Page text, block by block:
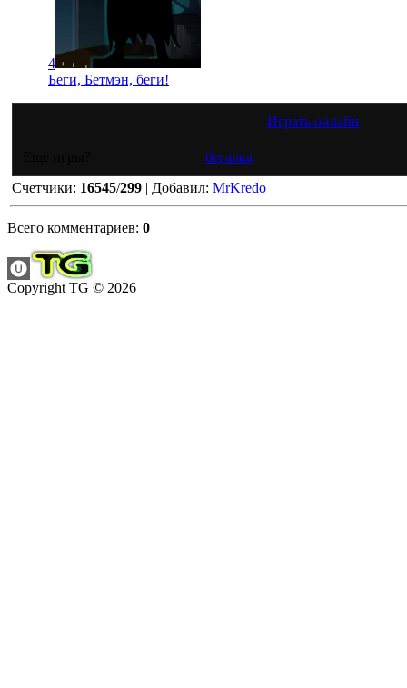
4
Беги, Бетмэн, беги!
Играть онлайн
бегалка
Счетчики: 16545/299 | Добавил: MrKredo
Всего комментариев: 0
Copyright TG © 2026